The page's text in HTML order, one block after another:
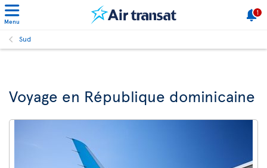
Menu
1
Sud
Voyage en République dominicaine